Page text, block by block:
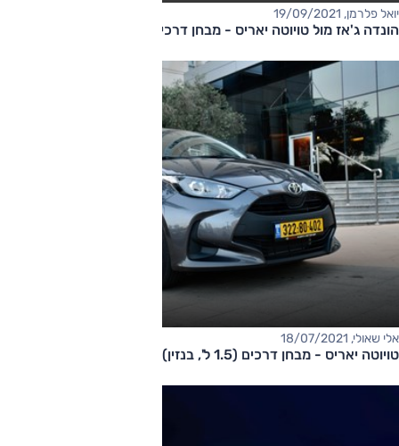
יואל פלרמן, 19/09/2021
הונדה ג'אז מול טויוטה יאריס - מבחן דרכים השוואתי (היברידיות)
אלי שאולי, 18/07/2021
טויוטה יאריס - מבחן דרכים (1.5 ל', בנזין)